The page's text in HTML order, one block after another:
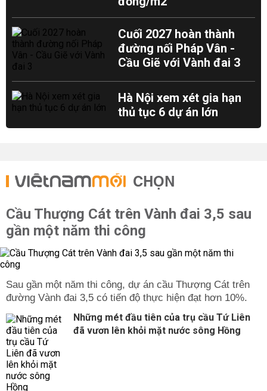
Cuối 2027 hoàn thành
đường nối Pháp Vân -
Cầu Giẽ với Vành đai 3
Hà Nội xem xét gia hạn
thủ tục 6 dự án lớn
CHỌN
Cầu Thượng Cát trên Vành đai 3,5 sau
gần một năm thi công
Sau gần một năm thi công, dự án cầu Thượng Cát trên
đường Vành đai 3,5 có tiến độ thực hiện đạt hơn 10%.
Những mét đầu tiên của trụ cầu Tứ Liên
đã vươn lên khỏi mặt nước sông Hồng